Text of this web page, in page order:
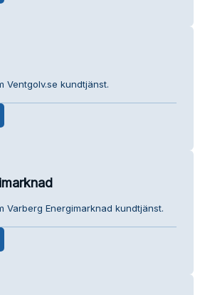
Ventgolv.se kundtjänst.
Varberg Energimarknad kundtjänst.